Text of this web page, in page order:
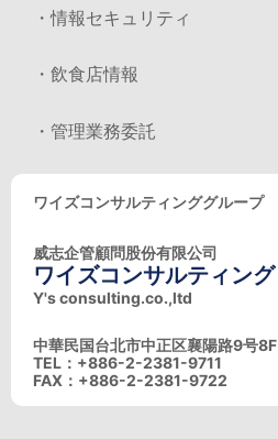
・情報セキュリティ
・飲食店情報
・管理業務委託
ワイズコンサルティンググループ
威志企管顧問股份有限公司
ワイズコンサルティング
Y's consulting.co.,ltd
中華民国台北市中正区襄陽路9号8F
TEL：+886-2-2381-9711
FAX：+886-2-2381-9722